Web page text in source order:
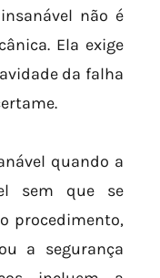
não é
Ela exige
da falha
quando a
sem que se
procedimento,
a segurança